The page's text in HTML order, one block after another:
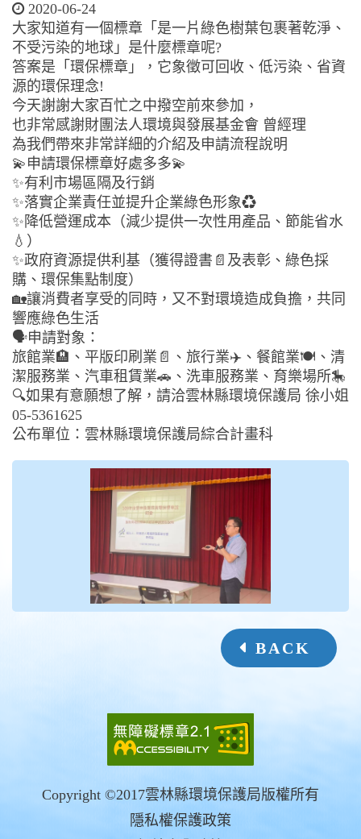
2020-06-24
大家知道有一個標章「是一片綠色樹葉包裹著乾淨、
不受污染的地球」是什麼標章呢?
答案是「環保標章」，它象徵可回收、低污染、省資
源的環保理念!
今天謝謝大家百忙之中撥空前來參加，
也非常感謝財團法人環境與發展基金會 曾經理
為我們帶來非常詳細的介紹及申請流程說明
💫申請環保標章好處多多💫
✨有利市場區隔及行銷
✨落實企業責任並提升企業綠色形象♻️
✨降低營運成本（減少提供一次性用產品、節能省水
💧）
✨政府資源提供利基（獲得證書📄及表彰、綠色採
購、環保集點制度）
🏡讓消費者享受的同時，又不對環境造成負擔，共同
響應綠色生活
🗣申請對象：
旅館業🏨、平版印刷業📄、旅行業✈️、餐館業🍽、清
潔服務業、汽車租賃業🚗、洗車服務業、育樂場所🎠
🔍如果有意願想了解，請洽雲林縣環境保護局 徐小姐
05-5361625
公布單位：雲林縣環境保護局綜合計畫科
BACK
Copyright ©2017雲林縣環境保護局版權所有
隱私權保護政策